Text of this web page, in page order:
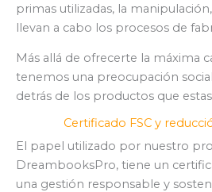
primas utilizadas, la
llevan a cabo los procesos de
Más allá de ofrecerte la máxima
tenemos una preocupación
detrás de los productos que
Certificado FSC y
El papel utilizado por nuestro
DreambooksPro, tiene un
una gestión responsable y